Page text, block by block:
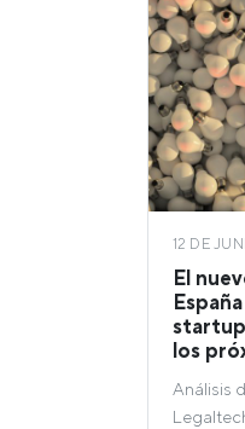
12 DE
El
los
Análisis